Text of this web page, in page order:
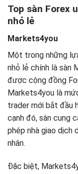
Top sàn Forex
nhỏ lẻ
Markets4you
Một trong những
nhỏ lẻ chính là sàn
được cộng đồng
Markets4you là
trader mới bắt đầu
cạnh đó, sàn cung
phép nhà giao dịch
nhân.
Đặc biệt,